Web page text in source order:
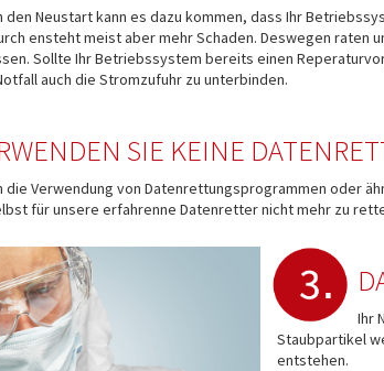
den Neustart kann es dazu kommen, dass Ihr
ensteht meist aber mehr Schaden. Deswegen raten
Sollte Ihr Betriebssystem bereits einen
auch die Stromzufuhr zu unterbinden.
SIE KEINE
die Verwendung von Datenrettungsprogrammen oder
für unsere erfahrenne Datenretter nicht mehr zu
Ihr
Staubpartikel
entstehen.